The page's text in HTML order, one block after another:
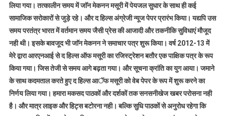
लिया गया। तत्कालीन समय में जाॅन मेकनन मसूरी में पेयजल सुधार के साथ ही कई
सामाजिक सरोकारों से जुड़े रहे। और द हिल्स अंग्रेजी न्यूज पेपर प्रारंभ किया। यद्यपि उस
समय परतंत्र भारत में वर्तमान समय जैसी प्रेस की आजादी और तकनीकि सुविधाएं मौजूद
नही थी। इसके बावजूद भी जाॅन मेकनन ने समाचार पत्र शुरू किया। वर्ष 2012-13 में
मेरे द्वारा आरएनआई से द हिल्स ऑफ मसूरी का रजिस्ट्रेशन बतौर एक पाक्षिक पत्र के रूप
किया गया। जिस तेजी से समय आगे बढ़ता गया। और सूचना क्रांति का युग आया। जमाने
के साथ कदमताल करते हुए द हिल्स आॅफ मसूरी को वेब पेपर के रूप में शुरू करने का
निर्णय लिया गया। हमारा मकसद पाठकों और दर्शकों तक सनसनीखेज खबर परोसना नही
है। और मात्र लाइक और हिट्स बटोरना नही। बल्कि सुधि पाठकों से अनुरोध रहेगा कि